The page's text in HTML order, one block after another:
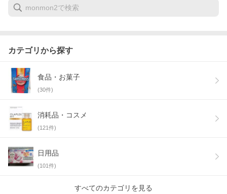
カテゴリから探す
食品・お菓子
(30件)
消耗品・コスメ
(121件)
日用品
(101件)
すべてのカテゴリを見る